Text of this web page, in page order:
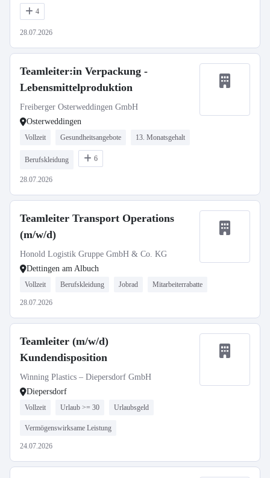
4
28.07.2026
Teamleiter:in Verpackung -
Lebensmittelproduktion
Freiberger Osterweddingen GmbH
Osterweddingen
Vollzeit Gesundheitsangebote 13. Monatsgehalt
Berufskleidung 6
28.07.2026
Teamleiter Transport Operations
(m/w/d)
Honold Logistik Gruppe GmbH & Co. KG
Dettingen am Albuch
Vollzeit Berufskleidung Jobrad Mitarbeiterrabatte
28.07.2026
Teamleiter (m/w/d)
Kundendisposition
Winning Plastics – Diepersdorf GmbH
Diepersdorf
Vollzeit Urlaub >= 30 Urlaubsgeld
Vermögenswirksame Leistung
24.07.2026